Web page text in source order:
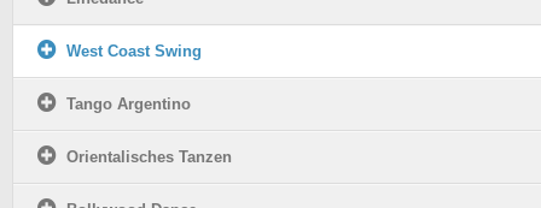
West Coast Swing
Tango Argentino
Orientalisches Tanzen